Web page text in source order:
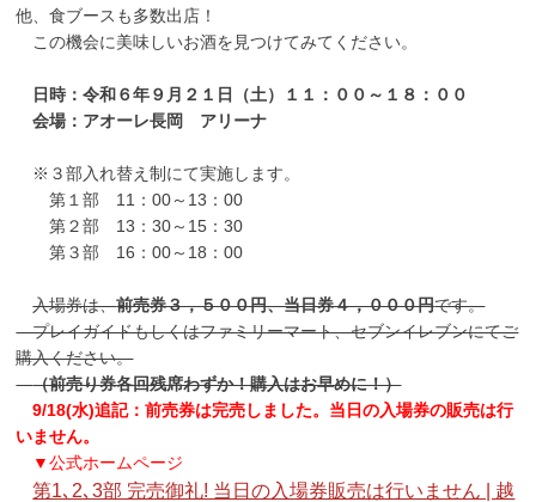
他、食ブースも多数出店！
この機会に美味しいお酒を見つけてみてください。
日時：令和６年９月２１日（土）１１：００～１８：００
会場：アオーレ長岡 アリーナ
※３部入れ替え制にて実施します。
第１部 11：00～13：00
第２部 13：30～15：30
第３部 16：00～18：00
入場券は、前売券３，５００円、当日券４，０００円です。
プレイガイドもしくはファミリーマート、セブンイレブンにてご
購入ください。
（前売り券各回残席わずか！購入はお早めに！）
9/18(水)追記：前売券は完売しました。当日の入場券の販売は行
いません。
▼公式ホームページ
第1､2､3部 完売御礼! 当日の入場券販売は行いません | 越